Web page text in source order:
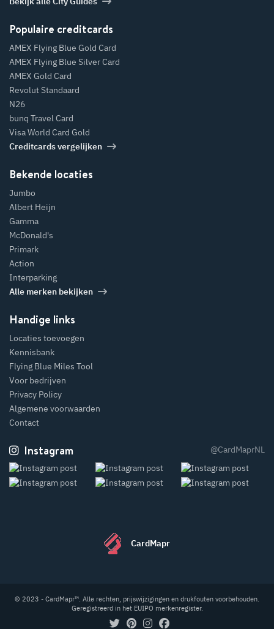
Populaire creditcards
AMEX Flying Blue Gold Card
AMEX Flying Blue Silver Card
AMEX Gold Card
Revolut Standaard
N26
bunq Travel Card
Visa World Card Gold
Creditcards vergelijken
Bekende locaties
Jumbo
Albert Heijn
Gamma
McDonald's
Primark
Action
Interparking
Alle merken bekijken
Handige links
Locaties toevoegen
Kennisbank
Flying Blue Miles Tool
Voor bedrijven
Privacy Policy
Algemene voorwaarden
Contact
Instagram @CardMaprNL
CardMapr
© 2023 - CardMapr™. Alle rechten, prijswijzigingen en drukfouten voorbehouden.
Geregistreerd in het EUIPO merkenregister.